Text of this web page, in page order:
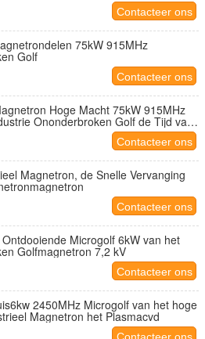
Contacteer ons
75kW 915MHz
Golf
Contacteer ons
Hoge Macht 75kW 915MHz
Ononderbroken Golf de Tijd van
Contacteer ons
Magnetron, de Snelle Vervanging
Contacteer ons
Microgolf 6kW van het
Golfmagnetron 7,2 kV
Contacteer ons
2450MHz Microgolf van het hoge
Magnetron het Plasmacvd